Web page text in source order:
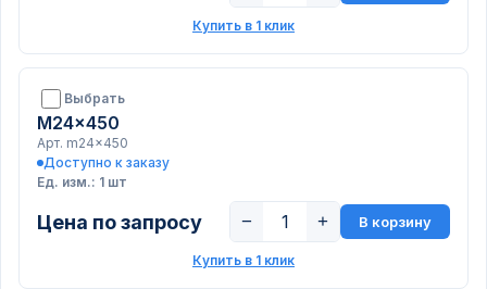
Купить в 1 клик
Выбрать
M24x450
Арт. m24x450
Доступно к заказу
Ед. изм.: 1 шт
Цена по запросу − + В корзину
Купить в 1 клик